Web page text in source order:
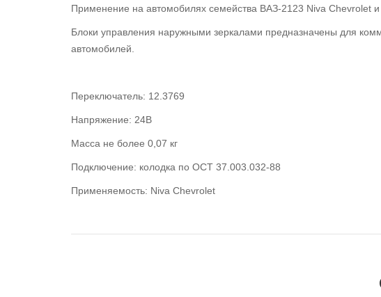
Применение на автомобилях семейства ВАЗ-2123 Niva Chevrolet
Блоки управления наружными зеркалами предназначены для
автомобилей.
Переключатель: 12.3769
Напряжение: 24В
Масса не более 0,07 кг
Подключение: колодка по OCT 37.003.032-88
Применяемость: Niva Chevrolet